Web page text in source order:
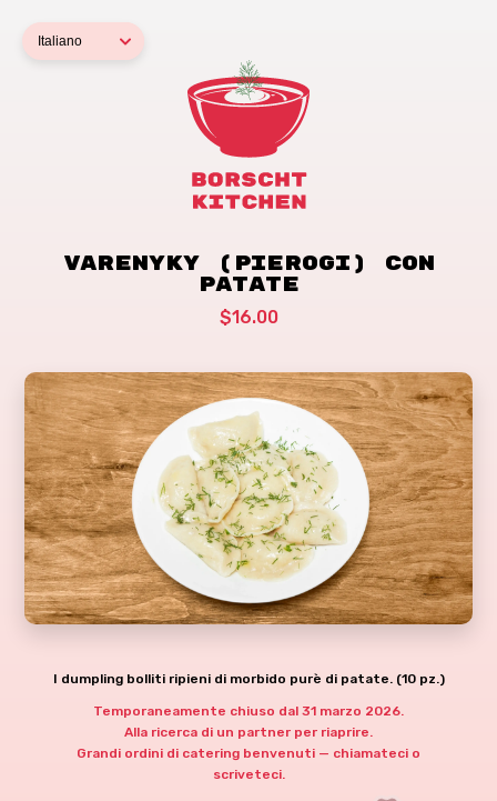
Varenyky (Pierogi) con
Patate
$16.00
I dumpling bolliti ripieni di morbido purè di patate. (10 pz.)
Temporaneamente chiuso dal 31 marzo 2026.
Alla ricerca di un partner per riaprire.
Grandi ordini di catering benvenuti — chiamateci o
scriveteci.